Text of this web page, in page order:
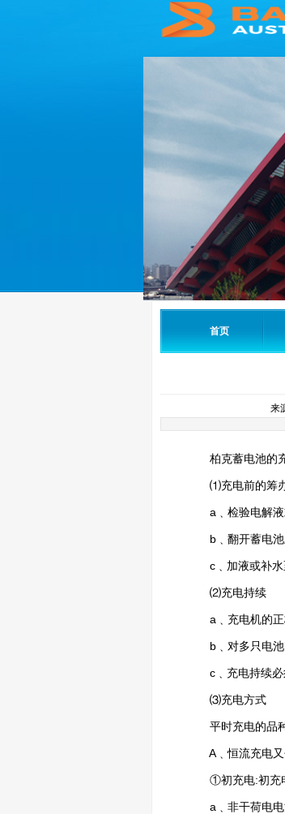
首页
来
柏克蓄电池的
⑴充电前的筹
a﹑检验电解液
b﹑翻开蓄电池
c﹑加液或补水
⑵充电持续
a﹑充电机的正
b﹑对多只电池
c﹑充电持续必
⑶充电方式
平时充电的品种
A﹑恒流充电又
①初充电:初充电
a﹑非干荷电电